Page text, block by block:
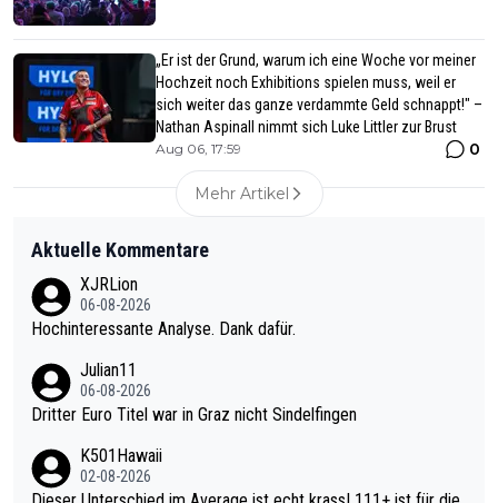
„Er ist der Grund, warum ich eine Woche vor meiner
Hochzeit noch Exhibitions spielen muss, weil er
sich weiter das ganze verdammte Geld schnappt!" –
Nathan Aspinall nimmt sich Luke Littler zur Brust
Aug 06, 17:59 0
Mehr Artikel
Aktuelle Kommentare
XJRLion
06-08-2026
Hochinteressante Analyse. Dank dafür.
Julian11
06-08-2026
Dritter Euro Titel war in Graz nicht Sindelfingen
K501Hawaii
02-08-2026